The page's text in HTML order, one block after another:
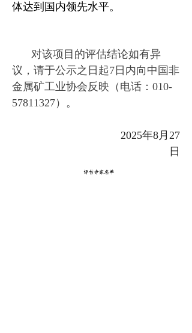
体达到国内领先水平。
对该项目的评估结论如有异
议，请于公示之日起7日内向中国非
金属矿工业协会反映（电话：010-
57811327）。
2025年8月27
日